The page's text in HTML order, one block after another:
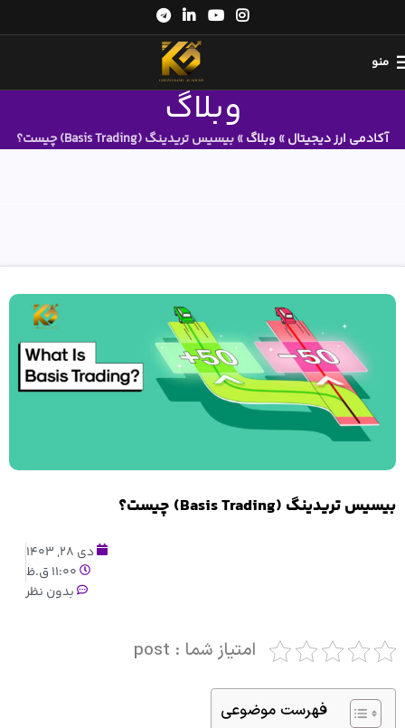
منو
وبلاگ
آکادمی ارز دیجیتال» وبلاگ»بیسیس تریدینگ (Basis Trading) چیست؟
بیسیس تریدینگ (Basis Trading) چیست؟
دی 28, 1403
11:00 ق.ظ
بدون نظر
امتیاز شما : post
فهرست موضوعی